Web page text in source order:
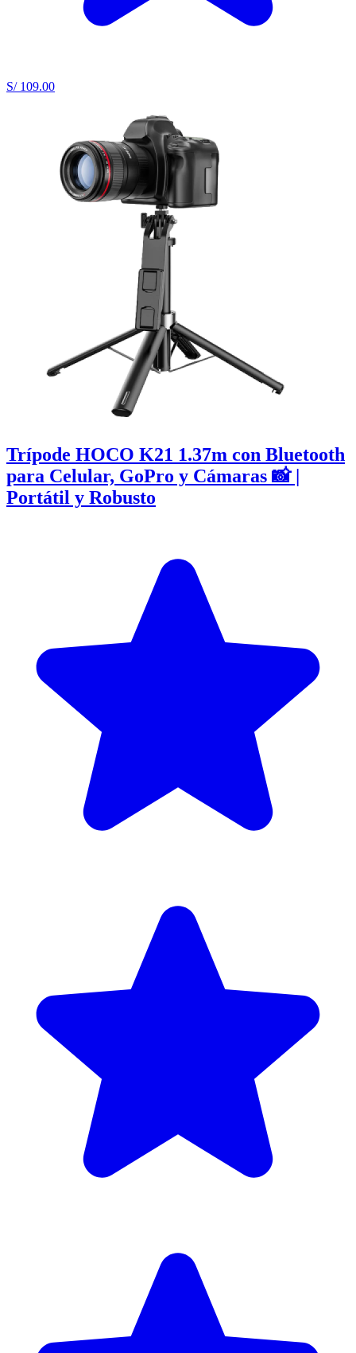
S/ 109.00
Trípode HOCO K21 1.37m con Bluetooth
para Celular, GoPro y Cámaras 📸 |
Portátil y Robusto